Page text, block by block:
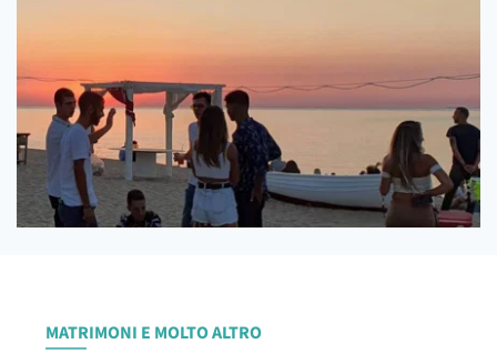
MATRIMONI E MOLTO ALTRO